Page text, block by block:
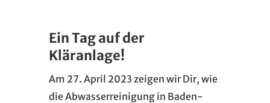
Ein Tag auf der
Kläranlage!
Am 27. April 2023 zeigen wir Dir, wie
die Abwasserreinigung in Baden-